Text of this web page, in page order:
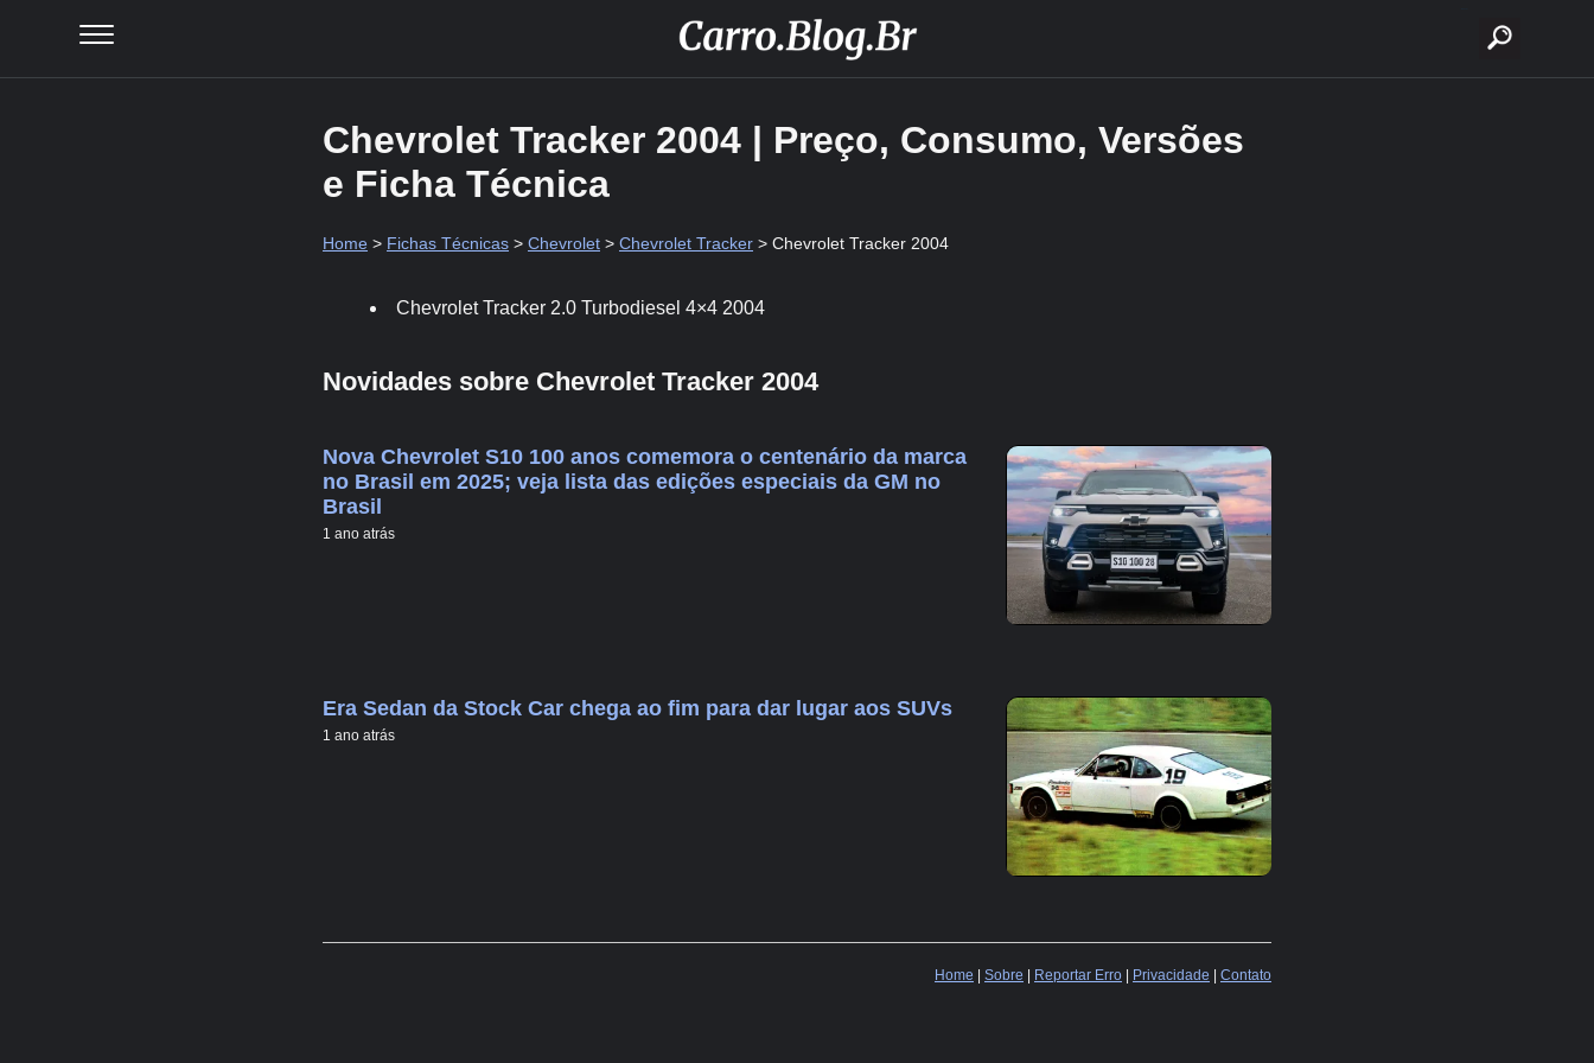
Chevrolet Tracker 2004 | Preço, Consumo, Versões
e Ficha Técnica
Home > Fichas Técnicas > Chevrolet > Chevrolet Tracker > Chevrolet Tracker 2004
Chevrolet Tracker 2.0 Turbodiesel 4×4 2004
Novidades sobre Chevrolet Tracker 2004
Nova Chevrolet S10 100 anos comemora o centenário da marca
no Brasil em 2025; veja lista das edições especiais da GM no
Brasil
1 ano atrás
Era Sedan da Stock Car chega ao fim para dar lugar aos SUVs
1 ano atrás
Home | Sobre | Reportar Erro | Privacidade | Contato